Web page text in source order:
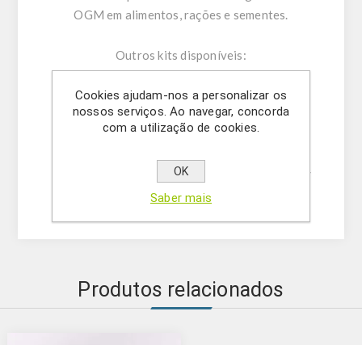
OGM em alimentos, rações e sementes.
Outros kits disponíveis:
- GMOIdent RT IPC Event MON87708 Soja
(LR) (5421240401 / 5421244601)
- GMOQuant (LR) Event MON87708 Soja
(5125223301 / 5125225201)
MON87701 / MON87705 Soja (5421244501 /
5421244502).
Produtos relacionados
Cookies ajudam-nos a personalizar os
nossos serviços. Ao navegar, concorda
com a utilização de cookies.
OK
Saber mais